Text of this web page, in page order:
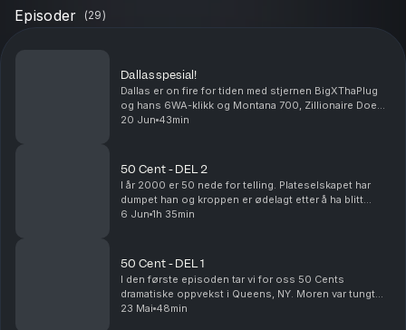
Episoder (29)
Dallas spesial!
Dallas er on fire for tiden med stjernen BigXThaPlug
og hans 6WA-klikk og Montana 700, Zillionaire Doe
og HeadHunchoAmir og deres "New Dallas"-
20 Jun 43min
50 Cent - DEL 2
I år 2000 er 50 nede for telling. Plateselskapet har
dumpet han og kroppen er ødelagt etter å ha blitt
skutt ni ganger. Men han trener seg opp, begynner å
6 Jun 1h 35min
50 Cent - DEL 1
I den første episoden tar vi for oss 50 Cents
dramatiske oppvekst i Queens, NY. Moren var tungt
involvert i narko-business og ble drept. Som barn
23 Mai 48min